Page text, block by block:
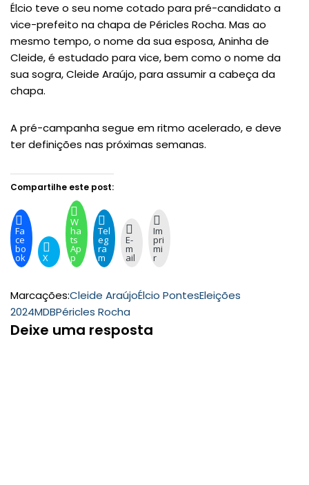
Élcio teve o seu nome cotado para pré-candidato a
vice-prefeito na chapa de Péricles Rocha. Mas ao
mesmo tempo, o nome da sua esposa, Aninha de
Cleide, é estudado para vice, bem como o nome da
sua sogra, Cleide Araújo, para assumir a cabeça da
chapa.
A pré-campanha segue em ritmo acelerado, e deve
ter definições nas próximas semanas.
Compartilhe este post:
Fa
ce
bo
ok X
W
ha
ts
Ap
p
Tel
eg
ra
m
E-
m
ail
Im
pri
mi
r
Marcações:Cleide AraújoÉlcio PontesEleições
2024MDBPéricles Rocha
Deixe uma resposta